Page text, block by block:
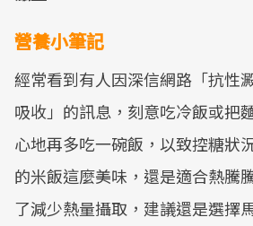
營養小筆記
經常看到有人因深信網路「抗性
吸收」的訊息，刻意吃冷飯或把
心地再多吃一碗飯，以致控糖狀
的米飯這麼美味，還是適合熱騰
了減少熱量攝取，建議還是選擇